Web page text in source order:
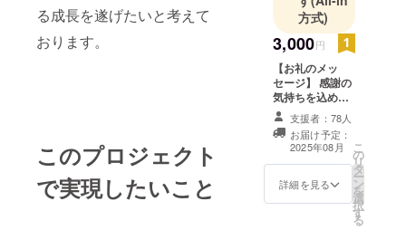
る成長を遂げたいと考えて
おります。
このプロジェクト
で実現したいこと
方式)
3,000円
【お礼のメッ
セージ】 感謝の
気持ちを込め
て、お礼のメッ
セージをお送り
します。 ※チー
ム、選手との関
係性を、備考欄
に記載ください
(OBOG、〇〇選
支援者：78人
お届け予定：
2025年08月
詳細を見る
こ
の
リ
タ
ー
ン
を
選
択
す
る